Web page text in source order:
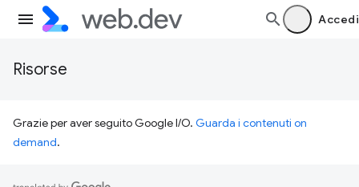
Accedi
Risorse
Grazie per aver seguito Google I/O. Guarda i contenuti on
demand.